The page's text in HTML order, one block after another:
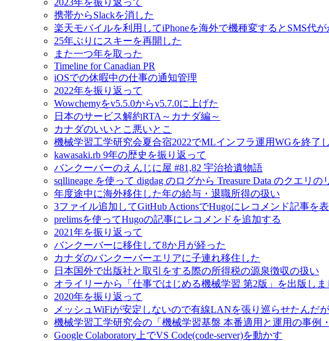
2023年を振り返って
携帯からSlackを消した
楽天モバイルを利用してiPhoneを海外で機種変するとSMS代が
25年ぶりにスキーを再開した
また一つ年を取った
Timeline for Canadian PR
iOSでの休暇中の仕事の通知管理
2022年を振り返って
Wowchemyをv5.5.0からv5.7.0に上げた
日本のサービス解約RTA～カナダ編～
カナダのいいとこ悪いとこ
機械学習工学研究会夏合宿2022でMLインフラ運用WGを終了
kawasaki.rb 9年の歴史を振り返って
バンクーバーのえんじに屋 #81,82 宇治拾遺物語
sqllineage を使って digdag のログから Treasure Data のクエリ
年度途中に海外移住した年の給与・退職所得の扱い
3ファイル追加してGitHub ActionsでHugoにレコメンド記事を
prelimsを使ってHugoの記事にレコメンドを追加する
2021年を振り返って
バンクーバーに移住して8か月が経った
カナダのバンクーバーエリアに子連れ移住した
日本国外で出版社と取引をする際の所得税の源泉徴収の扱い
オライリーから「仕事ではじめる機械学習 第2版」を出版しま
2020年を振り返って
メッシュWiFiが安定しないので有線LANを張り巡らせたんだが
機械学習工学研究会の「機械学習基盤 本番適用と運用の事例
Google Colaboratory上でVS Code(code-server)を動かす